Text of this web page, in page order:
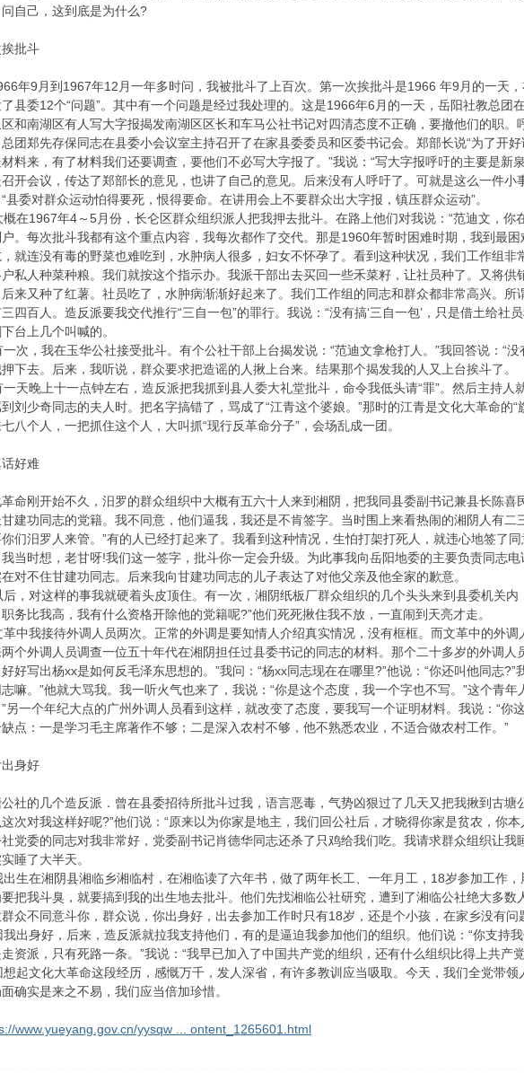
自己，这到底是为什么?
批斗
年9月到1967年12月一年多时问，我被批斗了上百次。第一次挨批斗是1966 年9月的一天
县委12个“问题”。其中有一个问题是经过我处理的。这是1966年6月的一天，岳阳社教总团
区和南湖区有人写大字报揭发南湖区区长和车马公社书记对四清态度不正确，要撤他们的职
团郑先存保同志在县委小会议室主持召开了在家县委委员和区委书记会。郑部长说“为了开
料来，有了材料我们还要调查，要他们不必写大字报了。”我说：“写大字报呼吁的主要是
开会议，传达了郑部长的意见，也讲了自己的意见。后来没有人呼吁了。可就是这么一件
县委对群众运动怕得要死，恨得要命。在讲用会上不要群众出大字报，镇压群众运动”。
在1967年4～5月份，长仑区群众组织派人把我押去批斗。在路上他们对我说：“范迪文，你
户。每次批斗我都有这个重点内容，我每次都作了交代。那是1960年暂时困难时期，我到最
就连没有毒的野菜也难吃到，水肿病人很多，妇女不怀孕了。看到这种状况，我们工作组
私人种菜种粮。我们就按这个指示办。我派干部出去买回一些禾菜籽，让社员种了。又将
来又种了红薯。社员吃了，水肿病渐渐好起来了。我们工作组的同志和群众都非常高兴。
四百人。造反派要我交代推行“三自一包”的罪行。我说：“没有搞‘三自一包’，只是借土给
台上几个叫喊的。
次，我在玉华公社接受批斗。有个公社干部上台揭发说：“范迪文拿枪打人。”我回答说：“
下去。后来，我听说，群众要求把造谣的人揪上台来。结果那个揭发我的人又上台挨斗了。
天晚上十一点钟左右，造反派把我抓到县人委大礼堂批斗，命令我低头请“罪”。然后主持人
刘少奇同志的夫人时。把名字搞错了，骂成了“江青这个婆娘。”那时的江青是文化大革命的
七八个人，一把抓住这个人，大叫抓“现行反革命分子”，会场乱成一团。
好难
命刚开始不久，汨罗的群众组织中大概有五六十人来到湘阴，把我同县委副书记兼县长陈
甘建功同志的党籍。我不同意，他们逼我，我还是不肯签字。当时围上来看热闹的湘阴人有二
们汨罗人来管。”有的人已经打起来了。我看到这种情况，生怕打架打死人，就违心地签了
当时想，老甘呀!我们这一签字，批斗你一定会升级。为此事我向岳阳地委的主要负责同志
对不住甘建功同志。后来我向甘建功同志的儿子表达了对他父亲及他全家的歉意。
，对这样的事我就硬着头皮顶住。有一次，湘阴纸板厂群众组织的几个头头来到县委机关
务比我高，我有什么资格开除他的党籍呢?”他们死死揪住我不放，一直闹到天亮才走。
中我接待外调人员两次。正常的外调是要知情人介绍真实情况，没有框框。而文革中的外
个外调人员调查一位五十年代在湘阴担任过县委书记的同志的材料。那个二十多岁的外调
好好写出杨xx是如何反毛泽东思想的。”我问：“杨xx同志现在在哪里?”他说：“你还叫他同志
嘛。”他就大骂我。我一听火气也来了，我说：“你是这个态度，我一个字也不写。”这个青
另一个年纪大点的广州外调人员看到这样，就改变了态度，要我写一个证明材料。我说：“你
点：一是学习毛主席著作不够；二是深入农村不够，他不熟悉农业，不适合做农村工作。”
身好
社的几个造反派．曾在县委招待所批斗过我，语言恶毒，气势凶狠过了几天又把我揪到古
次对我这样好呢?”他们说：“原来以为你家是地主，我们回公社后，才晓得你家是贫农，你
党委的同志对我非常好，党委副书记肖德华同志还杀了只鸡给我们吃。我请求群众组织让
睡了大半天。
生在湘阴县湘临乡湘临村，在湘临读了六年书，做了两年长工、一年月工，18岁参加工作
把我斗臭，就要搞到我的出生地去批斗。他们先找湘临公社研究，遭到了湘临公社绝大多
群众不同意斗你，群众说，你出身好，出去参加工作时只有18岁，还是个小孩，在家乡没有
出身好，后来，造反派就拉我支持他们，有的是逼迫我参加他们的组织。他们说：“你支持
资派，只有死路一条。”我说：“我早已加入了中国共产党的组织，还有什么组织比得上共产
起文化大革命这段经历，感慨万千，发人深省，有许多教训应当吸取。今天，我们全党带
确实是来之不易，我们应当倍加珍惜。
www.yueyang.gov.cn/yysqw ... ontent_1265601.html